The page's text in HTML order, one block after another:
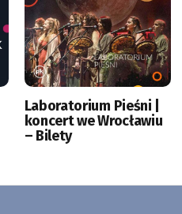
Laboratorium Pieśni |
koncert we Wrocławiu
– Bilety